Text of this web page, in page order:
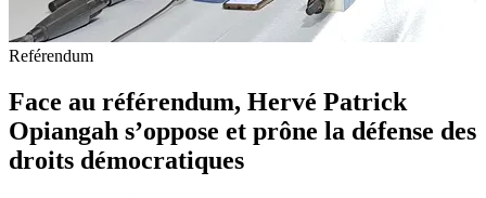
Reférendum
Face au référendum, Hervé Patrick
Opiangah s’oppose et prône la défense des
droits démocratiques